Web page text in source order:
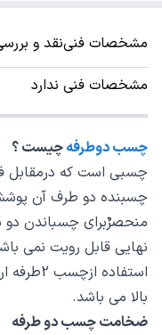
مشخصات فنینقد و
مشخصات فنی ندارد
چسب دوطرفهچیست ؟
چسبی است که درمقابل
چسبنده دو طرف آن
منحصرٌبرای چسباندن
نهایی قابل رویت نمی
بالا می باشد.
ضخامت چسب دو طرفه